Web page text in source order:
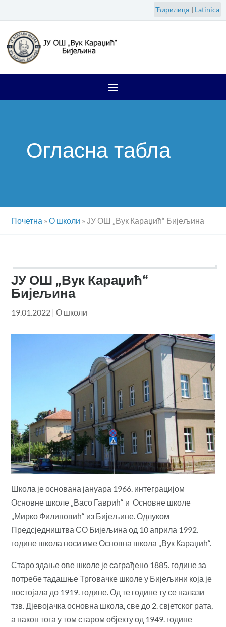
Ћирилица | Latinica
Огласна табла
Почетна »О школи »ЈУ ОШ „Вук Караџић“ Бијељина
ЈУ ОШ „Вук Караџић“
Бијељина
19.01.2022 |О школи
Школа је основана јануара 1966. интеграцијом
Основне школе „Васо Гаврић“ и Основне школе
„Мирко Филиповић“ из Бијељине. Одлуком
Предсједништва СО Бијељина од 10 априла 1992.
године школа носи име Основна школа „Вук Караџић“.
Старо здање ове школе је саграђено 1885. године за
потребе тадашње Трговачке школе у Бијељини која је
постојала до 1919. године. Од те године ту се налази
тзв. Дјевојачка основна школа, све до 2. свјетског рата,
а након тога у том старом објекту од 1949. године